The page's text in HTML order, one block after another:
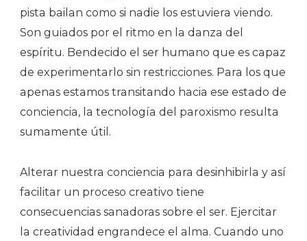
pista bailan como si nadie los estuviera viendo.
Son guiados por el ritmo en la danza del
espíritu. Bendecido el ser humano que es capaz
de experimentarlo sin restricciones. Para los que
apenas estamos transitando hacia ese estado de
conciencia, la tecnología del paroxismo resulta
sumamente útil.
Alterar nuestra conciencia para desinhibirla y así
facilitar un proceso creativo tiene
consecuencias sanadoras sobre el ser. Ejercitar
la creatividad engrandece el alma. Cuando uno